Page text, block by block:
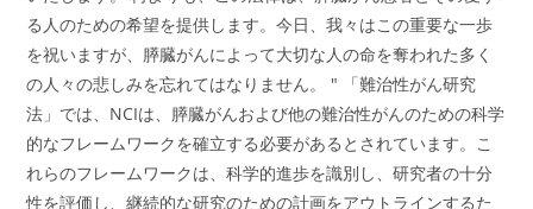
る人のための希望を提供します。今日、我々はこの重要な一歩
を祝いますが、膵臓がんによって大切な人の命を奪われた多く
の人々の悲しみを忘れてはなりません。 " 「難治性がん研究
法」では、NCIは、膵臓がんおよび他の難治性がんのための科学
的なフレームワークを確立する必要があるとされています。こ
れらのフレームワークは、科学的進歩を識別し、研究者の十分
性を評価し、継続的な研究のための計画をアウトラインするた